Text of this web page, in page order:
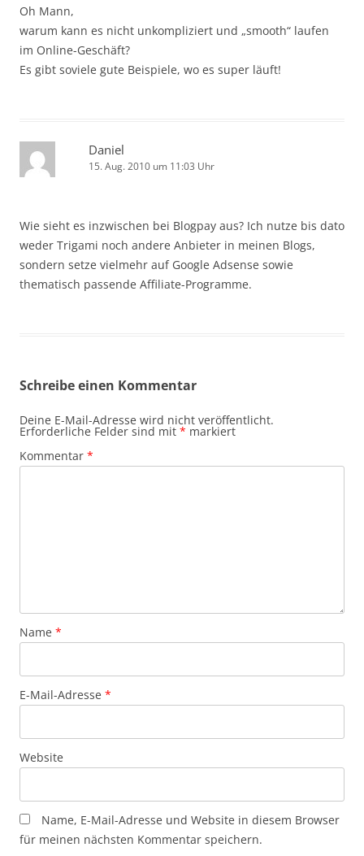
Oh Mann,
warum kann es nicht unkompliziert und „smooth“ laufen
im Online-Geschäft?
Es gibt soviele gute Beispiele, wo es super läuft!
Daniel
15. Aug. 2010 um 11:03 Uhr
Wie sieht es inzwischen bei Blogpay aus? Ich nutze bis dato
weder Trigami noch andere Anbieter in meinen Blogs,
sondern setze vielmehr auf Google Adsense sowie
thematisch passende Affiliate-Programme.
Schreibe einen Kommentar
Deine E-Mail-Adresse wird nicht veröffentlicht.
Erforderliche Felder sind mit * markiert
Kommentar *
Name *
E-Mail-Adresse *
Website
Name, E-Mail-Adresse und Website in diesem Browser
für meinen nächsten Kommentar speichern.